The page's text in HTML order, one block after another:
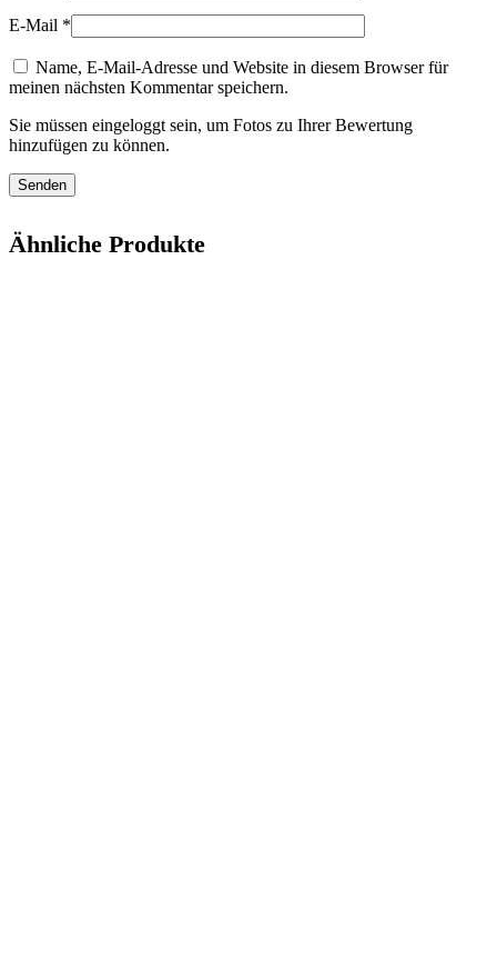
E-Mail *
Name, E-Mail-Adresse und Website in diesem Browser für
meinen nächsten Kommentar speichern.
Sie müssen eingeloggt sein, um Fotos zu Ihrer Bewertung
hinzufügen zu können.
Ähnliche Produkte